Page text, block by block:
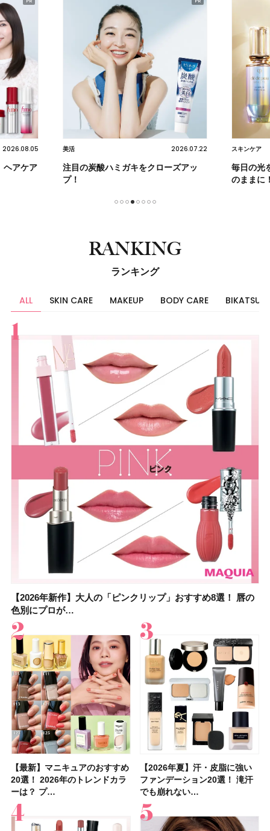
2026.08.05
ヘアケア
美活 2026.07.22
注目の炭酸ハミガキをクローズアッ
プ！
スキンケア
毎日の光
のままに
RANKING
ランキング
ALL SKIN CARE MAKEUP BODY CARE BIKATSU
すべて
【2026年新作】大人の「ピンクリップ」おすすめ8選！ 唇の
色別にプロが…
【最新】マニキュアのおすすめ
20選！ 2026年のトレンドカラ
ーは？ プ…
【2026年夏】汗・皮脂に強い
ファンデーション20選！ 滝汗
でも崩れない…
スキンケア
【上田竜也さんのマイベストコスメ５選】大人になって開眼
したからこそ愛が深…
【石井美保さん】おすすめの
「ブライトニング」11選！ ス
キンケアからサプ…
【クリスマスコフレ2026】ク
リニークのホリデーコフレを一
挙紹介！ 人気…
メイク
【2026年新作】大人の「ピンクリップ」おすすめ8選！ 唇の
色別にプロが…
【最新】マニキュアのおすすめ
20選！ 2026年のトレンドカラ
ーは？ プ…
【2026年夏】汗・皮脂に強い
ファンデーション20選！ 滝汗
でも崩れない…
ボディケア
【2026夏】「香水・フレグランス」ランキングTOP5！＜美
容マニア・マ…
【2026年】ボディ用日焼け止
めUVのおすすめ20選！ この夏
注目の人気…
【2026夏】「リップケア」ラ
ンキングTOP5！＜美容マニア
集団・マキア…
美活
【2026年最新】ダイエットや腸活におすすめの食品・ドリン
ク6選！ 美活…
【2026夏】「歯磨き粉・オー
ラルケア」ランキングTOP5！
＜美容マニア…
【板野友美さんの美活】「最
近、下の歯の矯正を再開したん
です」オーラルケア…
ヘア
【2026年夏】40代におすすめの髪型30選！ 若く見える・手
入れが楽な…
【2026年夏】おすすめの髪型
36選！ショート・ボブ・ミディ
アム・ロング…
【2026年夏】小顔に見えるボ
ブの髪型37選！ レイヤー・切
りっぱなしな…
ライフスタイル
【フォロー＆いいねで当たる】中国割烹旅館 掬水亭の宿泊券
を1組2名様にプ…
【鈴木えみさんの愛用品30選】
コスメ・スキンケア・ヘアケア
etc.お気に…
【無印良品】スキンケア×衣料
素材の最強タッグで実現！ 着
るだけで保湿でき…
ビューティーズ
【セザンヌ】8/7新色追加！「ウォータリーティントリップ
」10モモピュ…
【ルナソルアイシャドウ】アイ
カラーレーションN新色・限定
色をイエベ・ブ…
【セザンヌ】「ブライトカラー
シーラー」新色グリーンが8/7
に発売｜既存色…